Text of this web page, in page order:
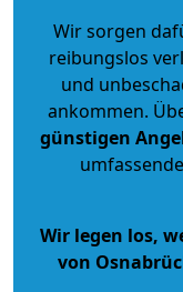
Wir sorgen
reibungslos
und
ankommen.
günstigen
Wir legen los,
von